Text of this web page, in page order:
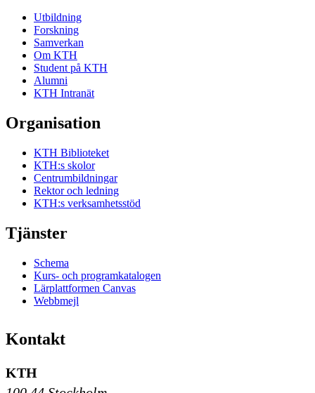
Utbildning
Forskning
Samverkan
Om KTH
Student på KTH
Alumni
KTH Intranät
Organisation
KTH Biblioteket
KTH:s skolor
Centrumbildningar
Rektor och ledning
KTH:s verksamhetsstöd
Tjänster
Schema
Kurs- och programkatalogen
Lärplattformen Canvas
Webbmejl
Kontakt
KTH